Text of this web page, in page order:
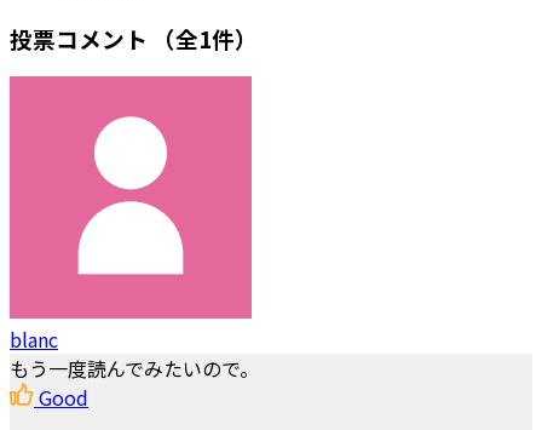
投票コメント （全1件）
blanc
もう一度読んでみたいので。
Good